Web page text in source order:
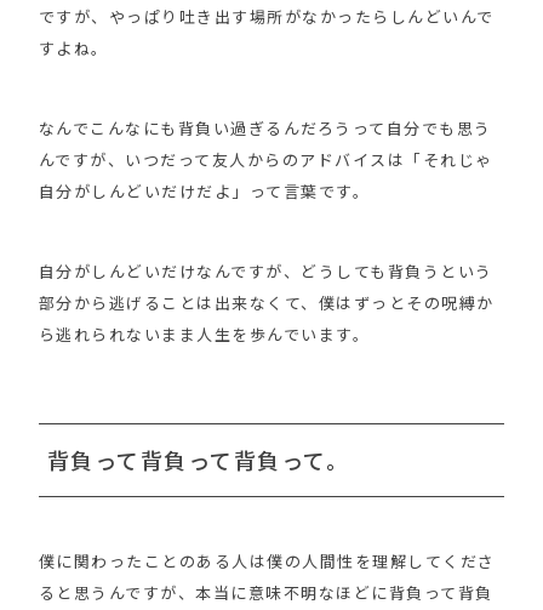
ですが、やっぱり吐き出す場所がなかったらしんどいんで
すよね。
なんでこんなにも背負い過ぎるんだろうって自分でも思う
んですが、いつだって友人からのアドバイスは「それじゃ
自分がしんどいだけだよ」って言葉です。
自分がしんどいだけなんですが、どうしても背負うという
部分から逃げることは出来なくて、僕はずっとその呪縛か
ら逃れられないまま人生を歩んでいます。
背負って背負って背負って。
僕に関わったことのある人は僕の人間性を理解してくださ
ると思うんですが、本当に意味不明なほどに背負って背負